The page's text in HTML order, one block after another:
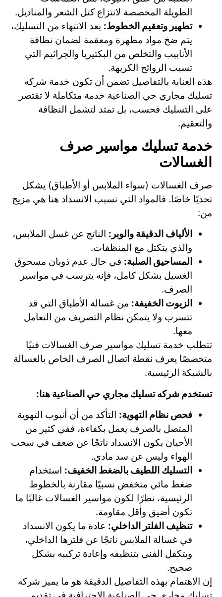
الطويلة المخصصة لانتزاع كتل الشعر والمناديل.
تطهير وتعقيم الخطوط: بعد الانتهاء من التسليك،
يتم ضخ مواد مطهرة ومعقمة لضمان نظافة
الأنابيب والتخلص من البكتيريا والجراثيم التي
تسبب الروائح الكريهة.
هذه العناية بالتفاصيل تضمن أن تكون خدمة شركه
تسليك مجاري حي الصناعية خدمة متكاملة لا تقتصر
على التسليك فحسب، بل تمتد لتشمل النظافة
والتعقيم.
خدمة تسليك مواسير صرف
الغسالات
صرف الغسالات (سواء الملابس أو الأطباق) يشكل
تحديًا خاصًا. فالمواد التي تسبب الانسداد هنا هي مزيج
من:
الألياف الدقيقة والوبر: الناتج عن غسل الملابس،
والذي يتكتل مع المنظفات.
المساحيق الصلبة: في حال عدم ذوبان مسحوق
الغسيل بشكل كامل، فإنه يترسب في مواسير
الصرف.
الزيوت الخفيفة: من غسالة الأطباق التي قد
تتسرب ولا يتمكن نظام التصريف من التعامل
معها.
تتطلب خدمة تسليك مواسير صرف الغسالات فنيًا
متخصصًا يعرف نقطة اتصال الصرف الخاص بالغسالة
بالشبكة الرئيسية.
تستخدم شركه تسليك مجاري حي الصناعية هنا:
فحص نظام التهوية: التأكد من أن أنبوب التهوية
المتصل بالصرف يعمل بكفاءة، ففي كثير من
الأحيان يكون الانسداد ناتجًا عن ضعف في سحب
الهواء وليس عن سد مادي.
التسليك اللطيف بالضغط الخفيف: استخدام
ضغط مائي منخفض نسبيًا مقارنة بالخطوط
الرئيسية، نظرًا لكون مواسير الغسالات غالبًا ما
تكون أضيق وأقل مقاومة.
تنظيف الفلتر الداخلي: عادة ما يكون الانسداد
في غسالة الملابس ناتجًا عن فلترها الداخلي،
ويتكفل الفني بتنظيفه وإعادة تركيبه بشكل
صحيح.
إن الاهتمام بهذه التفاصيل الدقيقة هو ما يميز شركه